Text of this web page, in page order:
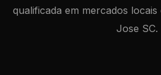
qualificada em mercados
Jose SC.